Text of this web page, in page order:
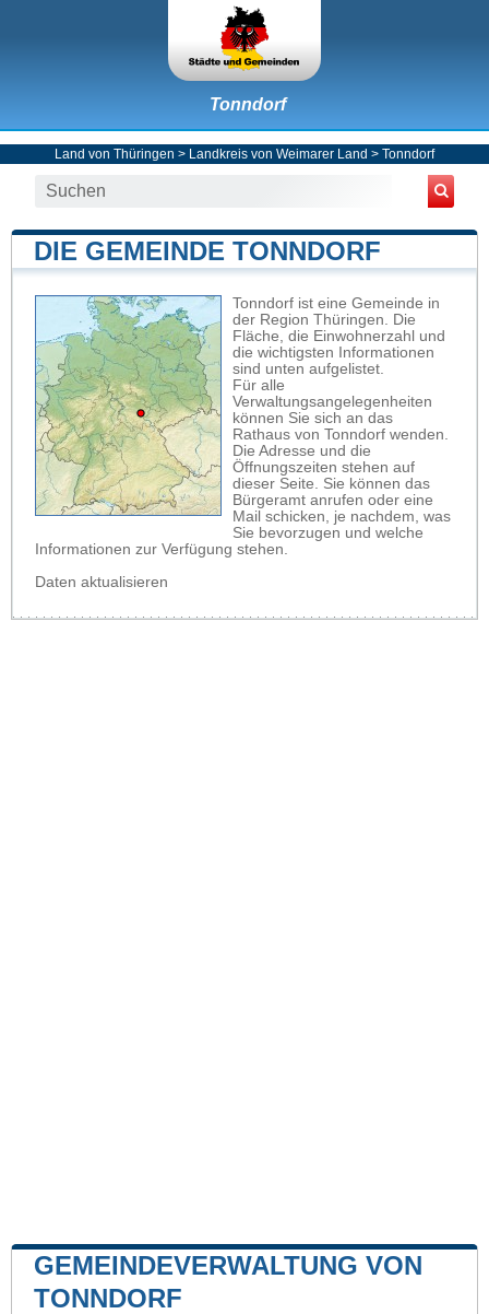
Tonndorf
Land von Thüringen > Landkreis von Weimarer Land > Tonndorf
DIE GEMEINDE TONNDORF
Tonndorf ist eine Gemeinde in
der Region Thüringen. Die
Fläche, die Einwohnerzahl und
die wichtigsten Informationen
sind unten aufgelistet.
Für alle
Verwaltungsangelegenheiten
können Sie sich an das
Rathaus von Tonndorf wenden.
Die Adresse und die
Öffnungszeiten stehen auf
dieser Seite. Sie können das
Bürgeramt anrufen oder eine
Mail schicken, je nachdem, was
Sie bevorzugen und welche
Informationen zur Verfügung stehen.
Daten aktualisieren
GEMEINDEVERWALTUNG VON
TONNDORF